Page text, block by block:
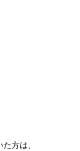
方は、